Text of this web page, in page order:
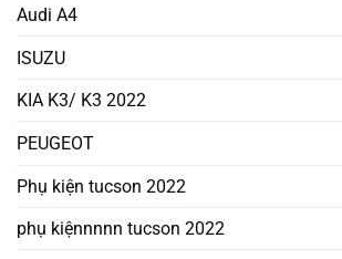
Audi A4
ISUZU
KIA K3/ K3 2022
PEUGEOT
Phụ kiện tucson 2022
phụ kiệnnnnn tucson 2022